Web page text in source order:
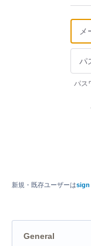
パス
新規・既存ユーザーはsign
General